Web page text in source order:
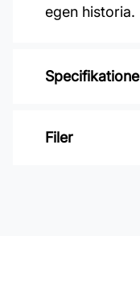
egen historia.
Varumärke:
Filer